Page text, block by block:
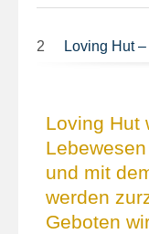
2 Loving Hut
Loving Hut
und mit
werden
Geboten